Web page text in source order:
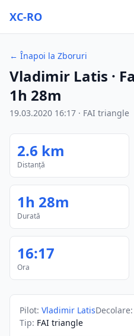
XC-RO
← Înapoi la Zboruri
Vladimir Latis ·
1h 28m
19.03.2020 16:17 · FAI triangle
2.6 km
Distanță
1h 28m
Durată
16:17
Ora
Pilot: Vladimir LatisDecolare:
Tip: FAI triangle